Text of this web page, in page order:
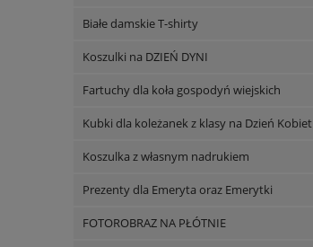
Białe damskie T-shirty
Koszulki na DZIEŃ DYNI
Fartuchy dla koła gospodyń wiejskich
Kubki dla koleżanek z klasy na Dzień Kobiet
Koszulka z własnym nadrukiem
Prezenty dla Emeryta oraz Emerytki
FOTOROBRAZ NA PŁÓTNIE